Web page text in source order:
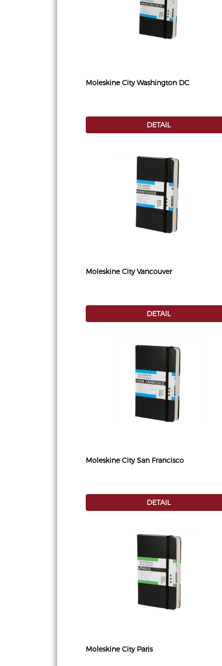
Moleskine City Washington DC
DETAIL
Moleskine City Vancouver
DETAIL
Moleskine City San Francisco
DETAIL
Moleskine City Paris